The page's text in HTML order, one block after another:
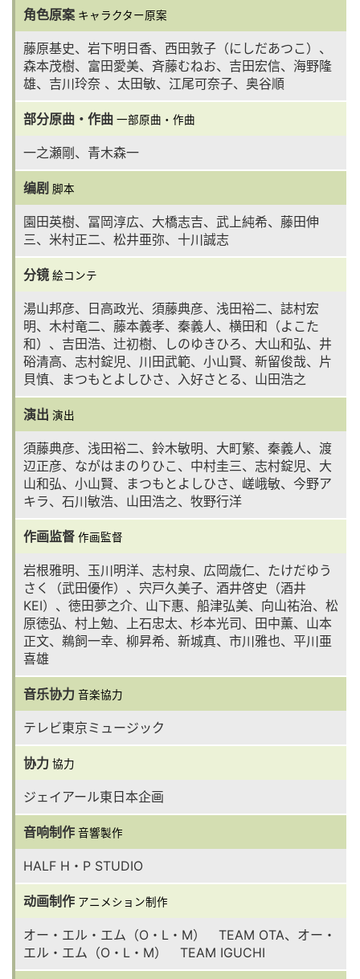
角色原案 キャラクター原案
藤原基史、岩下明日香、西田敦子（にしだあつこ）、
森本茂樹、富田愛美、斉藤むねお、吉田宏信、海野隆
雄、吉川玲奈 、太田敏、江尾可奈子、奥谷順
部分原曲・作曲 一部原曲・作曲
一之瀬剛、青木森一
编剧 脚本
園田英樹、冨岡淳広、大橋志吉、武上純希、藤田伸
三、米村正二、松井亜弥、十川誠志
分镜 絵コンテ
湯山邦彦、日高政光、須藤典彦、浅田裕二、誌村宏
明、木村竜二、藤本義孝、秦義人、横田和（よこた
和）、吉田浩、辻初樹、しのゆきひろ、大山和弘、井
硲清高、志村錠児、川田武範、小山賢、新留俊哉、片
貝慎、まつもとよしひさ、入好さとる、山田浩之
演出 演出
須藤典彦、浅田裕二、鈴木敏明、大町繁、秦義人、渡
辺正彦、ながはまのりひこ、中村圭三、志村錠児、大
山和弘、小山賢、まつもとよしひさ、嵯峨敏、今野ア
キラ、石川敏浩、山田浩之、牧野行洋
作画监督 作画監督
岩根雅明、玉川明洋、志村泉、広岡歳仁、たけだゆう
さく（武田優作）、宍戸久美子、酒井啓史（酒井
KEI）、徳田夢之介、山下惠、船津弘美、向山祐治、松
原徳弘、村上勉、上石忠太、杉本光司、田中薫、山本
正文、鵜飼一幸、柳昇希、新城真、市川雅也、平川亜
喜雄
音乐协力 音楽協力
テレビ東京ミュージック
协力 協力
ジェイアール東日本企画
音响制作 音響製作
HALF H・P STUDIO
动画制作 アニメション制作
オー・エル・エム（O・L・M） TEAM OTA、オー・
エル・エム（O・L・M） TEAM IGUCHI